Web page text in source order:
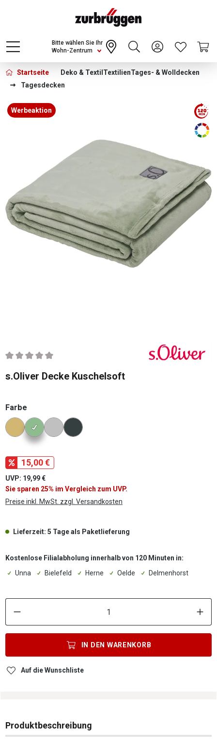
Choose a different country or region to see
content for your location and shop online
CONTINUE
Wohn-Zentrum
Bitte wählen Sie Ihr
Startseite Deko & Textil TextilienTages- & Wolldecken
Tagesdecken
Bildergalerie überspringen
Werbeaktion
Durchschnittliche Bewertung von 0 von 5 Sternen
s.Oliver Decke Kuschelsoft
Farbe
Konfigurator Farbe
15,00 €
UVP: 19,99 €
Sie sparen 25% im Vergleich zum UVP.
Preise inkl. MwSt. zzgl. Versandkosten
Lieferzeit: 5 Tage als Paketlieferung
Kostenlose Filialabholung innerhalb von 120 Minuten in:
Unna
Bielefeld Herne Oelde Delmenhorst
IN DEN WARENKORB
Auf die Wunschliste
Produktbeschreibung